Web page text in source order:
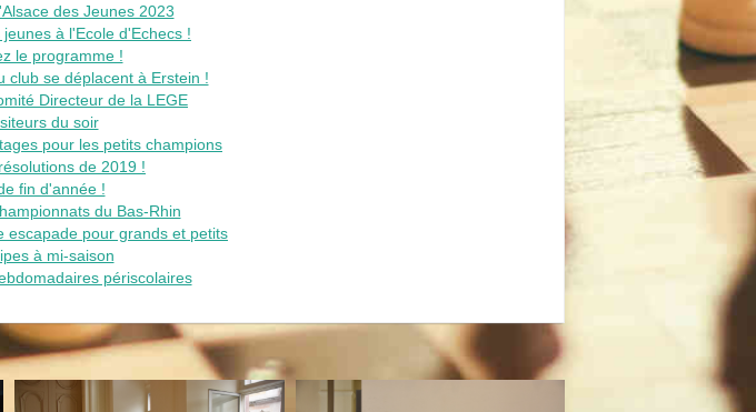
des Jeunes 2023
à l'Ecole d'Echecs !
le programme !
club se déplacent à Erstein !
Directeur de la LEGE
du soir
pour les petits champions
de 2019 !
fin d'année !
du Bas-Rhin
escapade pour grands et petits
à mi-saison
périscolaires